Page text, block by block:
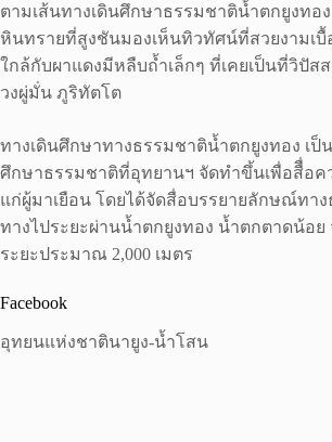
ตามเส้นทางเดินศึกษาธรรมชาติน้ำตกยูงทอ
หินทรายที่สูงชันมองเห็นทิวทัศน์ที่สวยงามเบื้
ใกล้กับผาแดงมีหลืบถ้ำเล็กๆ ที่เคยเป็นที่วิปัส
วงผู่มั่น ภูริทัตโต
ทางเดินศึกษาทางธรรมชาติน้ำตกยูงทอง เป็น
ศึกษาธรรมชาติที่อุทยานฯ จัดทำขึ้นเพื่อสืื่อ
แก่ผู้มาเยือน โดยได้จัดสื่อบรรยายลักษณ์ทา
ทางไประยะผ่านน้ำตกยูงทอง น้ำตกตาดน้อย
ระยะประมาณ 2,000 เมตร
Facebook
อุทยนแห่งชาตินายูง-น้ำโสน